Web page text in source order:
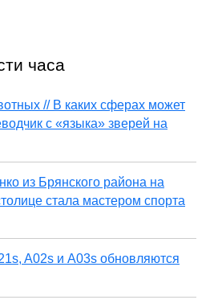
часа
// В каких сферах может
с «языка» зверей на
из Брянского района на
стала мастером спорта
A02s и A03s обновляются